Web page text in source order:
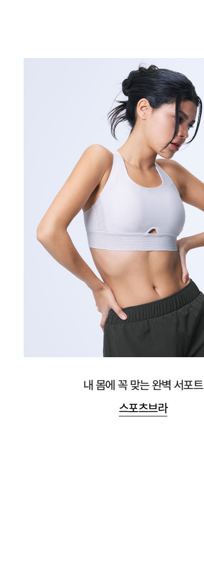
내 몸에 꼭 맞는 완벽 서포트
스포츠브라